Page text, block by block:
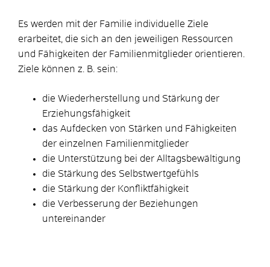
Es werden mit der Familie individuelle Ziele
erarbeitet, die sich an den jeweiligen Ressourcen
und Fähigkeiten der Familien­mitglieder orientieren.
Ziele können z. B. sein:
die Wiederherstellung und Stärkung der
Erziehungsfähigkeit
das Aufdecken von Stärken und Fähigkeiten
der einzelnen Familienmitglieder
die Unterstützung bei der Alltagsbewältigung
die Stärkung des Selbstwertgefühls
die Stärkung der Konfliktfähigkeit
die Verbesserung der Beziehungen
untereinander